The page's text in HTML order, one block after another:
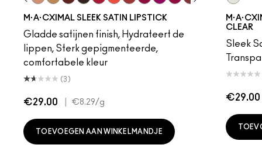
M·A·CXIMAL SLEEK SATIN LIPSTICK
Gladde satijnen finish, Hydrateert de
lippen, Sterk gepigmenteerde,
comfortabele kleur
(3)
€29.00 €8.29/g
TOEVOEGEN AAN WINKELMANDJE
CLEAR
Sleek
€29.00